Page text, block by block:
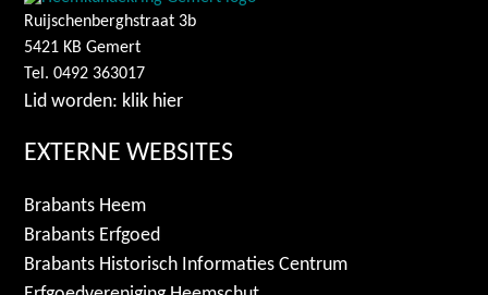
Ruijschenberghstraat 3b
5421 KB Gemert
Tel. 0492 363017
Lid worden: klik hier
EXTERNE WEBSITES
Brabants Heem
Brabants Erfgoed
Brabants Historisch Informaties Centrum